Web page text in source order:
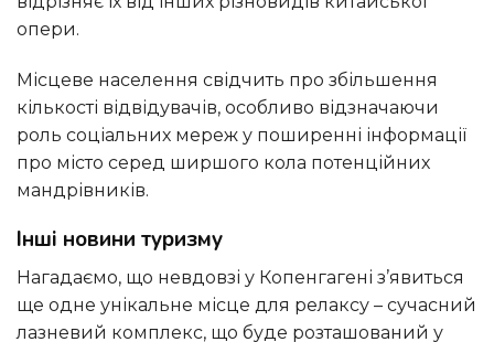
опери.
Місцеве населення свідчить про збільшення
кількості відвідувачів, особливо відзначаючи
роль соціальних мереж у поширенні інформації
про місто серед ширшого кола потенційних
мандрівників.
Інші новини туризму
Нагадаємо, що невдовзі у Копенгагені з’явиться
ще одне унікальне місце для релаксу – сучасний
лазневий комплекс, що буде розташований у